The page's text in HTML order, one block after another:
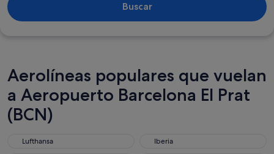
Buscar
Aerolíneas populares que vuelan
a Aeropuerto Barcelona El Prat
(BCN)
Lufthansa
Lufthansa Iberia
Iberia